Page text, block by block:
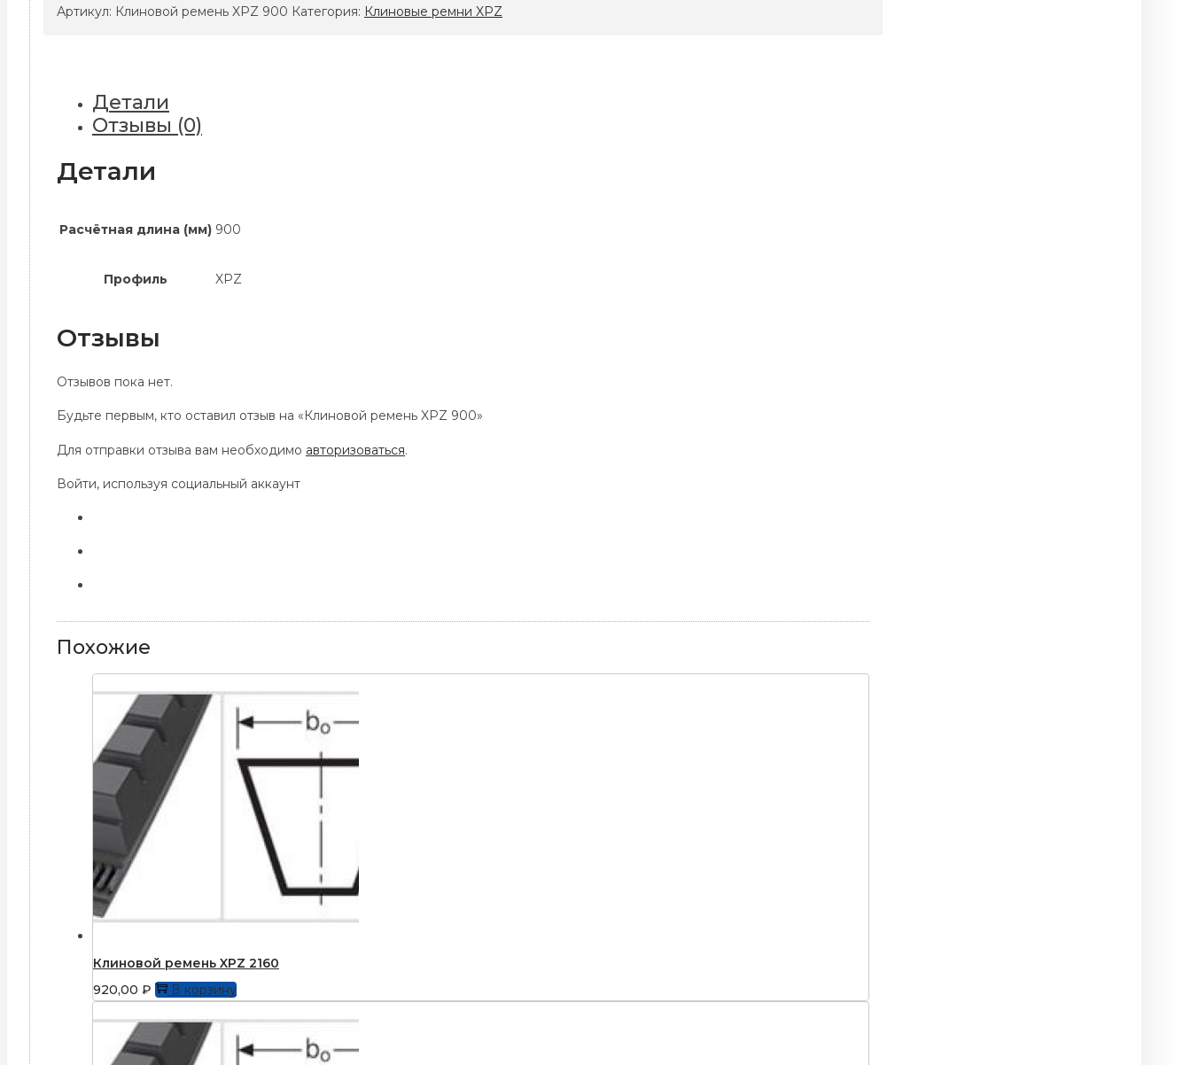
ремень
Артикул: Клиновой ремень XPZ 900 Категория: Клиновые ремни XPZ
Детали
Отзывы (0)
Детали
Расчётная длина (мм) 900
Профиль XPZ
Отзывы
Отзывов пока нет.
Будьте первым, кто оставил отзыв на «Клиновой ремень XPZ 900»
Для отправки отзыва вам необходимо авторизоваться.
Войти, используя социальный аккаунт
Похожие
Клиновой ремень XPZ 2160
920,00 ₽ В корзину